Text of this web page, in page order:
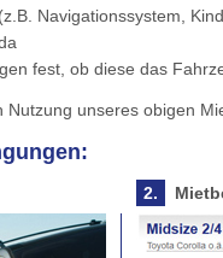
Navigationssystem,
fest, ob diese das
Nutzung unseres obigen
2.